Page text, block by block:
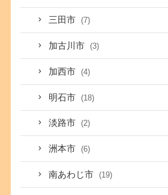
三田市 (7)
加古川市 (3)
加西市 (4)
明石市 (18)
淡路市 (2)
洲本市 (6)
南あわじ市 (19)